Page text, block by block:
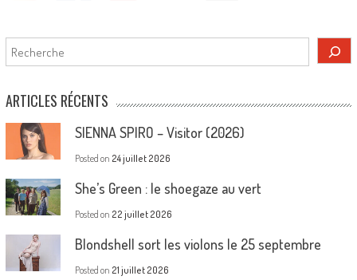
Rechercher
ARTICLES RÉCENTS
SIENNA SPIRO – Visitor (2026)
Posted on 24 juillet 2026
She’s Green : le shoegaze au vert
Posted on 22 juillet 2026
Blondshell sort les violons le 25 septembre
Posted on 21 juillet 2026